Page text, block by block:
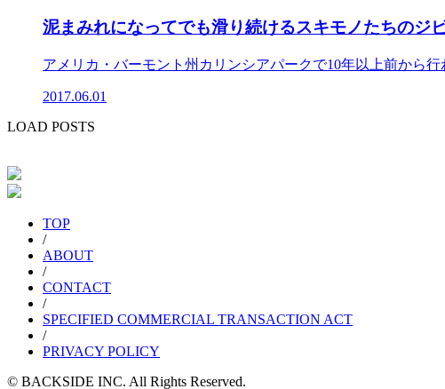
泥まみれになってでも滑り続けるスキモノたちのジ
アメリカ・バーモント州カリンシアパークで10年以上前から
2017.06.01
LOAD POSTS
TOP
/
ABOUT
/
CONTACT
/
SPECIFIED COMMERCIAL TRANSACTION ACT
/
PRIVACY POLICY
© BACKSIDE INC. All Rights Reserved.